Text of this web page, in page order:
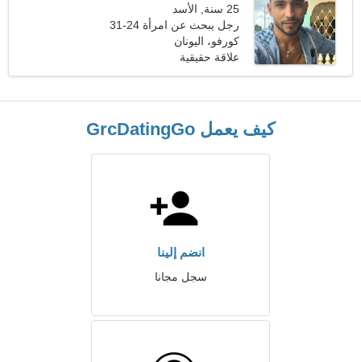
25 سنة, الأسد
رجل يبحث عن امرأة 24-31
كورفو، اليونان
علاقة حقيقية
كيف يعمل GrcDatingGo
انضم إلينا
سجل مجانا